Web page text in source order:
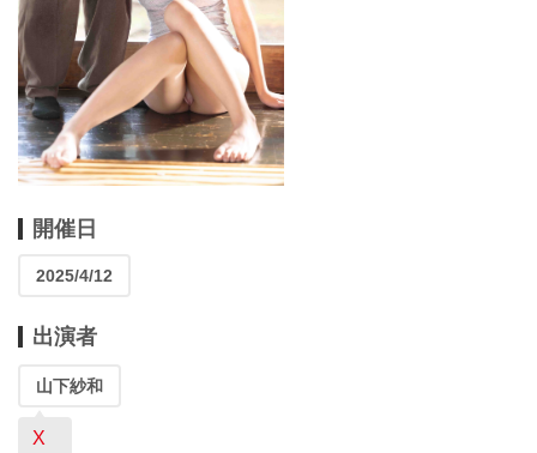
開催日
2025/4/12
出演者
山下紗和
X